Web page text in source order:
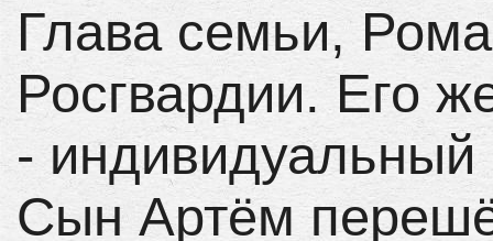
Глава семьи,
Росгвардии. Его
-
Сын Артём